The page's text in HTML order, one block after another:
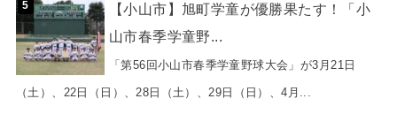
【小山市】旭町学童が優勝果たす！「小
山市春季学童野...
「第56回小山市春季学童野球大会」が3月21日
（土）、22日（日）、28日（土）、29日（日）、4月...